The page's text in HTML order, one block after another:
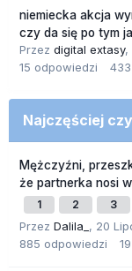
niemiecka akcja
czy da się po tym
Przez digital extasy,
15 odpowiedzi 433
Najczęściej
Mężczyźni,
że partnerka nosi
1 2 3
Przez Dalila_ , 20
885 odpowiedzi